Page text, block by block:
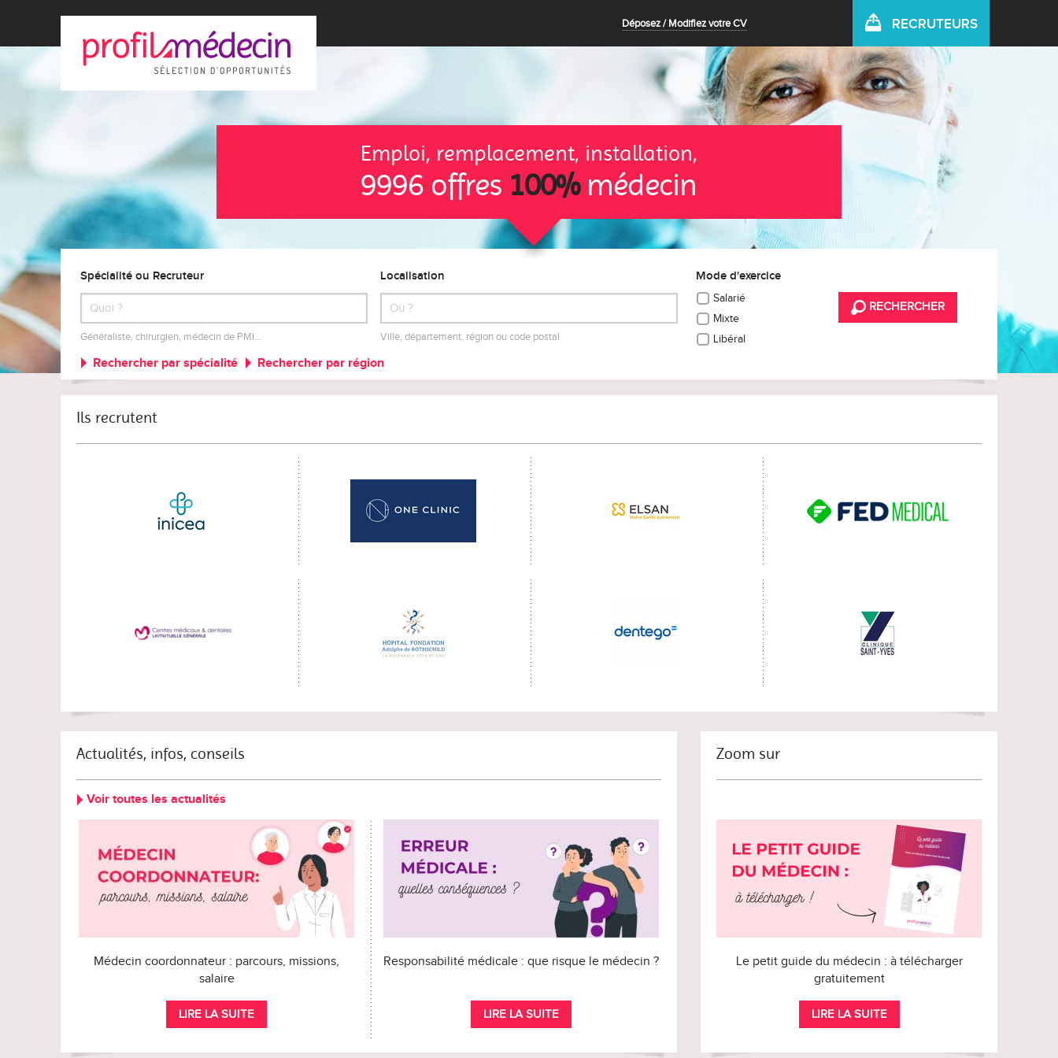
Déposez / Modifiez votre CV RECRUTEURS
Emploi, remplacement, installation,
9996 offres 100%médecin
Spécialité ou Recruteur
Généraliste, chirurgien, médecin de PMI…
Localisation
Ville, département, région ou code postal
Mode d'exercice
Salarié
Mixte
Libéral
RECHERCHER
Rechercher par spécialité Rechercher par région
Ils recrutent
Actualités, infos, conseils
Voir toutes les actualités
Médecin coordonnateur : parcours, missions,
salaire
LIRE LA SUITE
Responsabilité médicale : que risque le médecin ?
LIRE LA SUITE
Zoom sur
Le petit guide du médecin : à télécharger
gratuitement
LIRE LA SUITE